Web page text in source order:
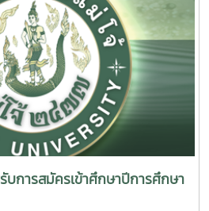
ยาลัยแม่โจ้ 8.30 – 16.30 น. ณ ห้อง
ภรณ์ คณะวิทยาศาสตร์ มหาวิทยาลัย
เก่า1. คุณสุชัญญา โกจินอก :
จารย์ ดร.พงศ์เทพ จันทร์สันเทียะ :
ประดุจเนตร เกตุวงค์ : ปริญญาเอก
ระภา ราชเทวินทร์ : นักศึกษาปริญญา
ยา : นักศึกษาปริญญาเอกผู้ใช้บัณฑิต1.
าโท2. ผู้ช่วยศาสตราจารย์ ดร.พร
อก3. ผู้ช่วยศาสตราจารย์ (พิเศษ)
าวงศ์ : ปริญญาเอก
บการสมัครเข้าศึกษาปีการศึกษา